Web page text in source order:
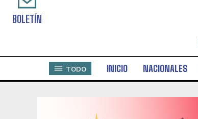
BOLETÍN
TODO INICIO NACIONALES